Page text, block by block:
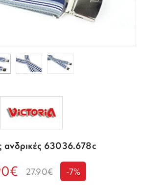
ανδρικές 63036.678c
27.90€ -7%